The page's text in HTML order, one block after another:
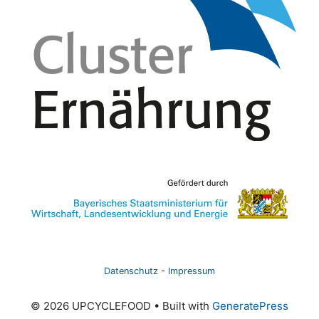
Datenschutz - Impressum
© 2026 UPCYCLEFOOD • Built with GeneratePress